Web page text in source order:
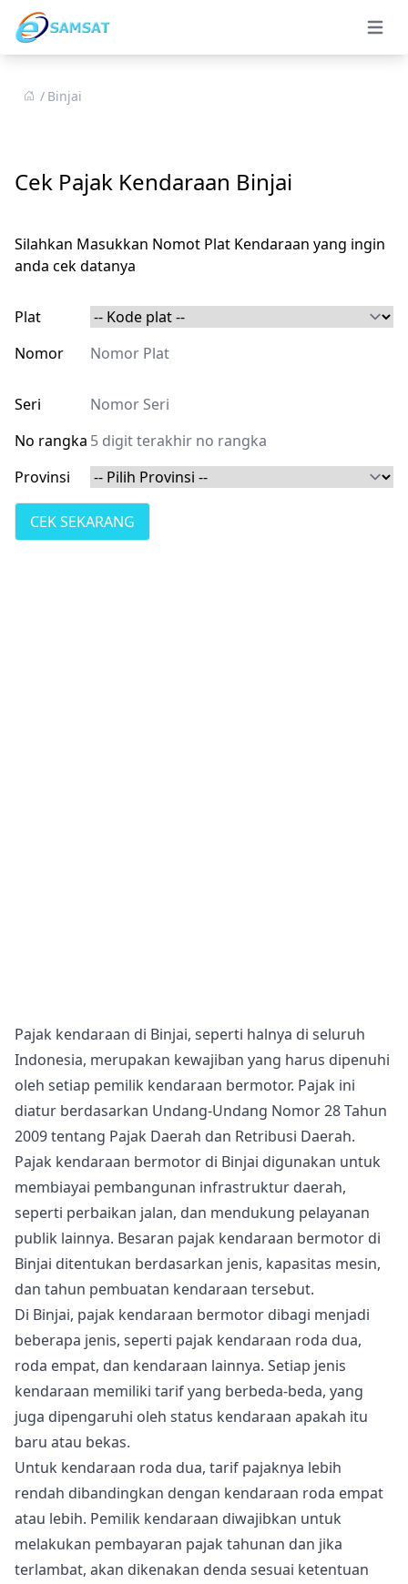
Open
Binjai
Cek Pajak Kendaraan Binjai
Silahkan Masukkan Nomot Plat Kendaraan yang ingin
anda cek datanya
Plat
Nomor
Seri
No rangka
Provinsi
Pajak kendaraan di Binjai, seperti halnya di seluruh
Indonesia, merupakan kewajiban yang harus dipenuhi
oleh setiap pemilik kendaraan bermotor. Pajak ini
diatur berdasarkan Undang-Undang Nomor 28 Tahun
2009 tentang Pajak Daerah dan Retribusi Daerah.
Pajak kendaraan bermotor di Binjai digunakan untuk
membiayai pembangunan infrastruktur daerah,
seperti perbaikan jalan, dan mendukung pelayanan
publik lainnya. Besaran pajak kendaraan bermotor di
Binjai ditentukan berdasarkan jenis, kapasitas mesin,
dan tahun pembuatan kendaraan tersebut.
Di Binjai, pajak kendaraan bermotor dibagi menjadi
beberapa jenis, seperti pajak kendaraan roda dua,
roda empat, dan kendaraan lainnya. Setiap jenis
kendaraan memiliki tarif yang berbeda-beda, yang
juga dipengaruhi oleh status kendaraan apakah itu
baru atau bekas.
Untuk kendaraan roda dua, tarif pajaknya lebih
rendah dibandingkan dengan kendaraan roda empat
atau lebih. Pemilik kendaraan diwajibkan untuk
melakukan pembayaran pajak tahunan dan jika
terlambat, akan dikenakan denda sesuai ketentuan